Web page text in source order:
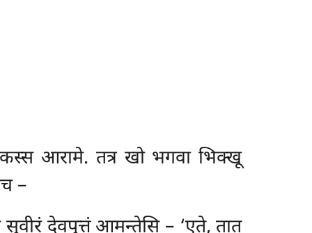
आरामे. तत्र खो भगवा भिक्खू
–
देवपुत्तं आमन्तेसि – ‘एते, तात